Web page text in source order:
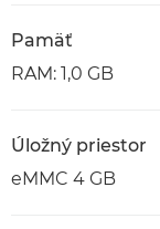
Pamäť
RAM: 1,0 GB
Úložný priestor
eMMC 4 GB